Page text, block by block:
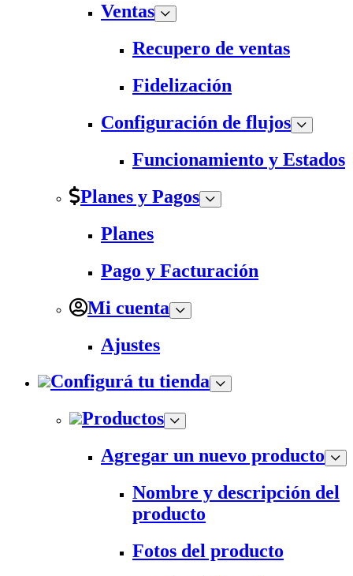
Ventas
Recupero de ventas
Fidelización
Configuración de flujos
Funcionamiento y Estados
Planes y Pagos
Planes
Pago y Facturación
Mi cuenta
Ajustes
Configurá tu tienda
Productos
Agregar un nuevo producto
Nombre y descripción del
producto
Fotos del producto